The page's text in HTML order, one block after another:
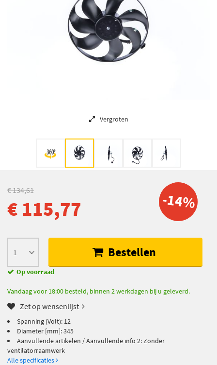
Vergroten
-14%
€ 134,61
€ 115,77
Bestellen
Op voorraad
Vandaag voor 18:00 besteld, binnen 2 werkdagen bij u geleverd.
Zet op wensenlijst
Spanning (Volt): 12
Diameter [mm]: 345
Aanvullende artikelen / Aanvullende info 2: Zonder
ventilatorraamwerk
Alle specificaties